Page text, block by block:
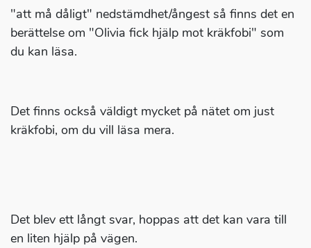
"att må dåligt" nedstämdhet/ångest så finns det en
berättelse om "Olivia fick hjälp mot kräkfobi" som
du kan läsa.
Det finns också väldigt mycket på nätet om just
kräkfobi, om du vill läsa mera.
Det blev ett långt svar, hoppas att det kan vara till
en liten hjälp på vägen.